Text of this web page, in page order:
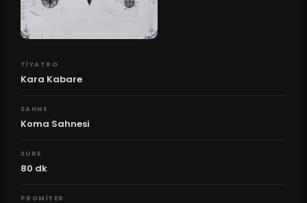
TIYATRO
Kara Kabare
SAHNE
Koma Sahnesi
SURE
80 dk
PROMIYER